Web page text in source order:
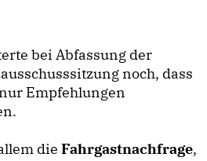
bei Abfassung der
noch, dass
Empfehlungen
dieFahrgastnachfrage,